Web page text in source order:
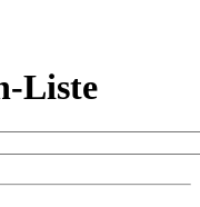
Liste